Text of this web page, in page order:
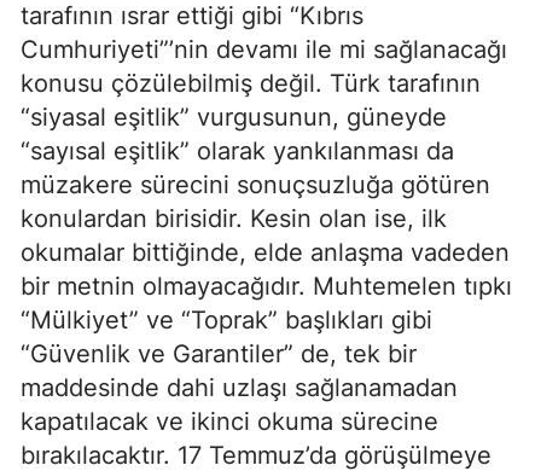
tarafının ısrar ettiği gibi “Kıbrıs
Cumhuriyeti”’nin devamı ile mi sağlanacağı
konusu çözülebilmiş değil. Türk tarafının
“siyasal eşitlik” vurgusunun, güneyde
“sayısal eşitlik” olarak yankılanması da
müzakere sürecini sonuçsuzluğa götüren
konulardan birisidir. Kesin olan ise, ilk
okumalar bittiğinde, elde anlaşma vadeden
bir metnin olmayacağıdır. Muhtemelen tıpkı
“Mülkiyet” ve “Toprak” başlıkları gibi
“Güvenlik ve Garantiler” de, tek bir
maddesinde dahi uzlaşı sağlanamadan
kapatılacak ve ikinci okuma sürecine
bırakılacaktır. 17 Temmuz’da görüşülmeye